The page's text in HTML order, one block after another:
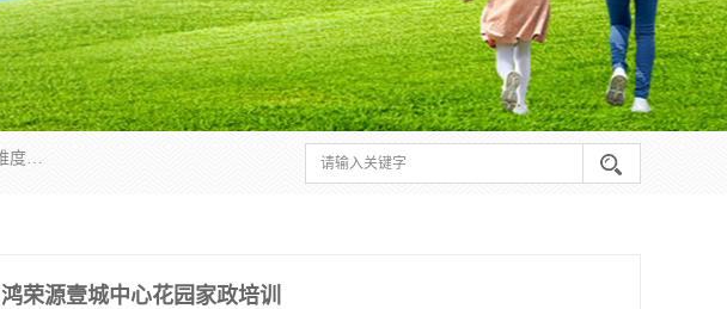
深圳市柏林家政有限公司是一家服务于深圳市民的专业家政公司。致力于为客户提供高质量、多维度的家庭服务，包括养老、母婴、月嫂育婴早教、康复理疗、家电清洗和保洁等方面的专业服务。
鸿荣源壹城中心花园家政培训